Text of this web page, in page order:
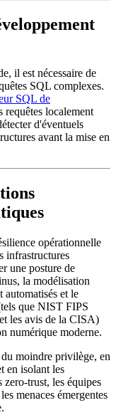
il est nécessaire de
SQL complexes.
SQL de
localement
d'éventuels
avant la mise en
opérationnelle
infrastructures
une posture de
la modélisation
automatisés et le
que NIST FIPS
les avis de la CISA)
numérique moderne.
moindre privilège, en
en isolant les
zero-trust, les équipes
menaces émergentes